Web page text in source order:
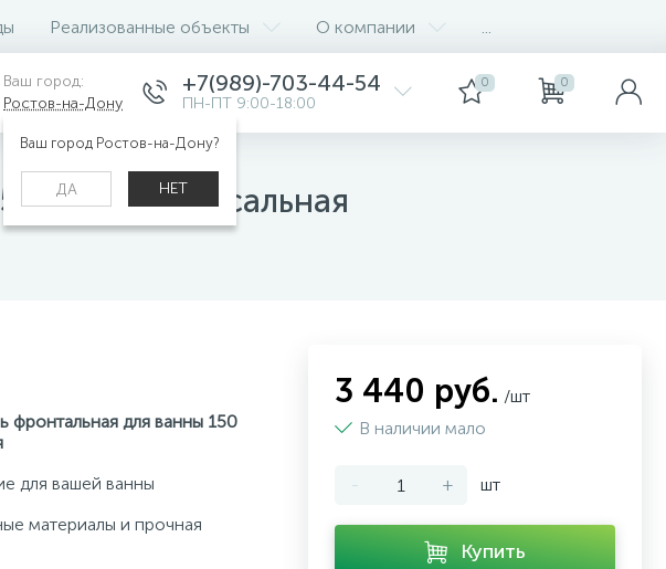
Реализованные объекты О компании
Ваш город:
Ростов-на-Дону
Ваш город Ростов-на-Дону?
ДА НЕТ
+7(989)-703-44-54
ПН-ПТ 9:00-18:00
0 0
см., универсальная
фронтальная для ванны 150
для вашей ванны
материалы и прочная
3 440 руб. /шт
В наличии мало
- + шт
Купить